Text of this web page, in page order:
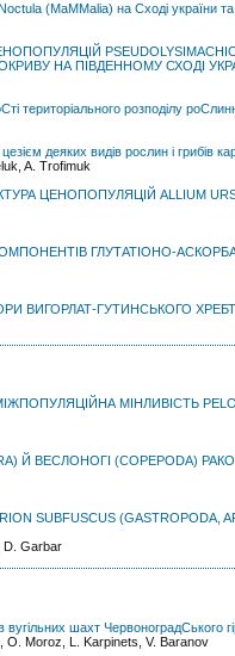
(MaMMalia) на Сході україни
НА ПІВДЕННОМУ СХОДІ
територіального розподілу
деяких видів рослин і грибів
A. Trofimuk
ЦЕНОПОПУЛЯЦІЙ ALLIUM
ГЛУТАТІОНО-
ВИГОРЛАТ-ГУТИНСЬКОГО
МІНЛИВІСТЬ
Й ВЕСЛОНОГІ (COPEPODA)
SUBFUSCUS
D. Garbar
вугільних шахт
O. Moroz, L. Karpinets, V. Baranov